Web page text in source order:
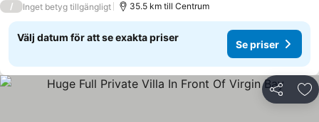
/ Inget betyg tillgängligt 35.5 km till Centrum
Välj datum för att se exakta priser
Se priser
Dela